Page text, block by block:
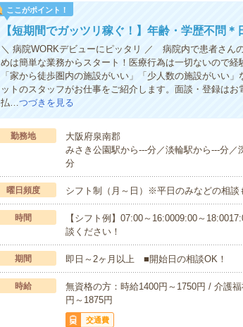
ここがポイント！
【短期間でガッツリ稼ぐ！】年齢・学歴不問
＼ 病院WORKデビューにピッタリ ／ 病院内で患者さん
めは簡単な業務からスタート！医療行為は一切ないので
「家から徒歩圏内の施設がいい」「少人数の施設がいい
ットのスタッフがお仕事をご紹介します。面談・登録は
払…つづきを見る
勤務地
大阪府泉南郡
みさき公園駅から---分／淡輪駅から---分
分
曜日頻度 シフト制（月～日）※平日のみなどの相
時間
【シフト例】07:00～16:0009:00～
談ください！
期間 即日～2ヶ月以上 ■開始日の相談OK！
時給
無資格の方：時給1400円～1750円 / 介護
円～1875円
交通費